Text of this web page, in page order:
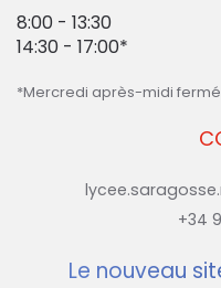
+34
8:00 - 13:30
14:30 - 17:00*
*Mercredi après-midi fermé
Le nouveau